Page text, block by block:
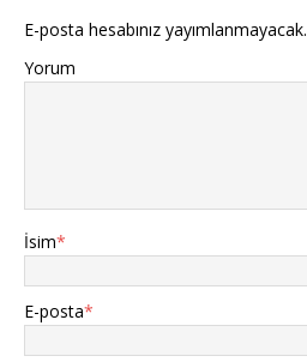
E-posta hesabınız yayımlanmayacak.
Yorum
İsim*
E-posta*